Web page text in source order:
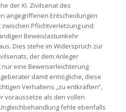
der XI. Zivilsenat des
angegriffenen Entscheidungen
Pflichtverletzung und
Beweislastumkehr
Dies stehe im Widerspruch zur
der dem Anleger
eine Beweiserleichterung
damit ermögliche, diese
Verhaltens „zu entkräften“,
voraussetze als den vollen
fehle ebenfalls